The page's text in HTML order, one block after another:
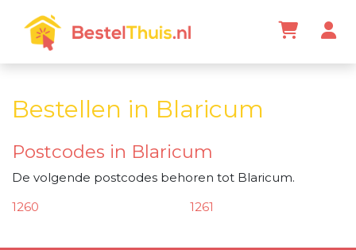
Bestellen in Blaricum
Postcodes in Blaricum
De volgende postcodes behoren tot Blaricum.
1260
1261